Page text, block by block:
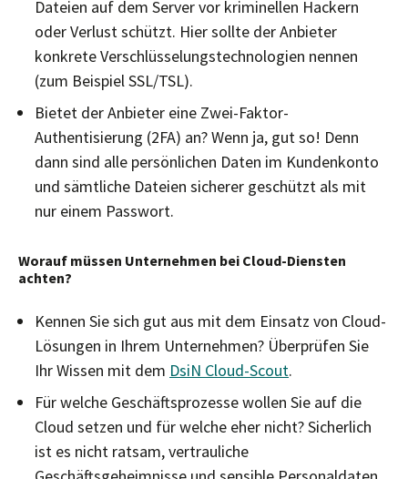
Dateien auf dem Server vor kriminellen Hackern
oder Verlust schützt. Hier sollte der Anbieter
konkrete Verschlüsselungstechnologien nennen
(zum Beispiel SSL/TSL).
Bietet der Anbieter eine Zwei-Faktor-
Authentisierung (2FA) an? Wenn ja, gut so! Denn
dann sind alle persönlichen Daten im Kundenkonto
und sämtliche Dateien sicherer geschützt als mit
nur einem Passwort.
Worauf müssen Unternehmen bei Cloud-Diensten
achten?
Kennen Sie sich gut aus mit dem Einsatz von Cloud-
Lösungen in Ihrem Unternehmen? Überprüfen Sie
Ihr Wissen mit dem DsiN Cloud-Scout.
Für welche Geschäftsprozesse wollen Sie auf die
Cloud setzen und für welche eher nicht? Sicherlich
ist es nicht ratsam, vertrauliche